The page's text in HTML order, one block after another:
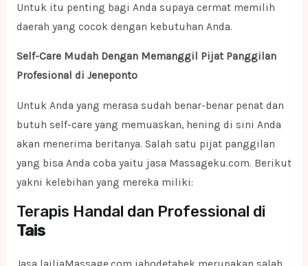
Untuk itu penting bagi Anda supaya cermat memilih
daerah yang cocok dengan kebutuhan Anda.
Self-Care Mudah Dengan Memanggil Pijat Panggilan
Profesional di Jeneponto
Untuk Anda yang merasa sudah benar-benar penat dan
butuh self-care yang memuaskan, hening di sini Anda
akan menerima beritanya. Salah satu pijat panggilan
yang bisa Anda coba yaitu jasa Massageku.com. Berikut
yakni kelebihan yang mereka miliki:
Terapis Handal dan Professional di
Tais